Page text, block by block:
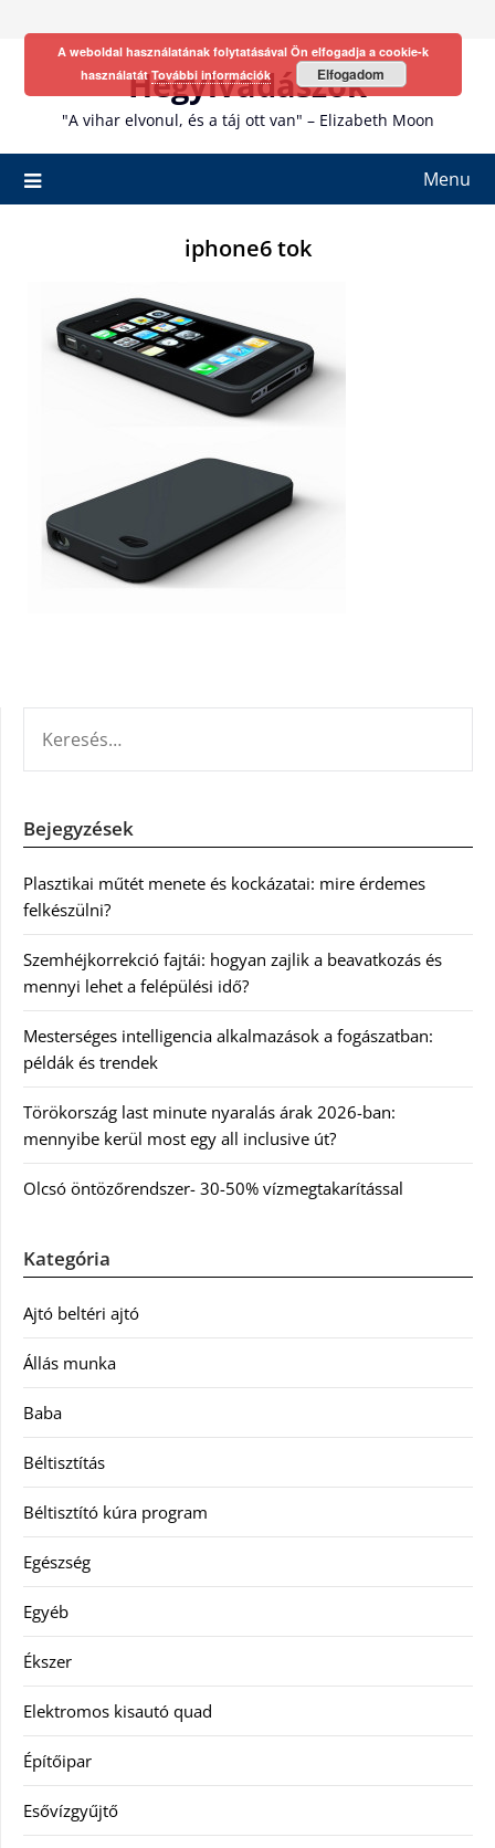
Hegyivadászok
"A vihar elvonul, és a táj ott van" – Elizabeth Moon
Menu
iphone6 tok
Bejegyzések
Plasztikai műtét menete és kockázatai: mire érdemes
felkészülni?
Szemhéjkorrekció fajtái: hogyan zajlik a beavatkozás és
mennyi lehet a felépülési idő?
Mesterséges intelligencia alkalmazások a fogászatban:
példák és trendek
Törökország last minute nyaralás árak 2026-ban:
mennyibe kerül most egy all inclusive út?
Olcsó öntözőrendszer- 30-50% vízmegtakarítással
Kategória
Ajtó beltéri ajtó
Állás munka
Baba
Béltisztítás
Béltisztító kúra program
Egészség
Egyéb
Ékszer
Elektromos kisautó quad
Építőipar
Esővízgyűjtő
A weboldal használatának folytatásával Ön elfogadja a cookie-k
használatátTovábbi információk Elfogadom